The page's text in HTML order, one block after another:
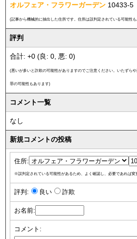
オルフェア・フラワーガーデン 10433-5
(記事から機械的に抽出した住所です。住所は誤判定されている可能性
評判
合計: +0 (良: 0, 悪: 0)
(悪いが多いと詐欺の可能性がありますのでご注意ください。いたずら
罪の可能性もあります)
コメント一覧
なし
新規コメントの投稿
住所:
※誤判定されている可能性があるため、よく確認し、必要であれば変
評判: 良い 詐欺
お名前:
コメント: